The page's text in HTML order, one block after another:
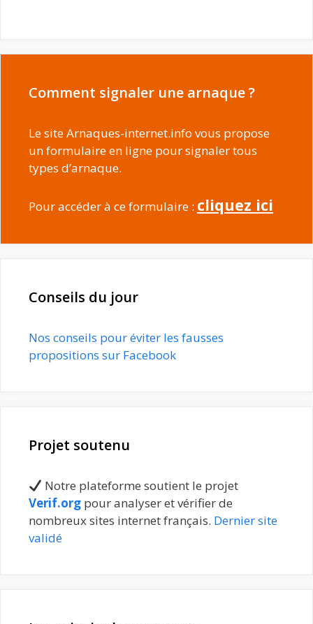
Comment signaler une arnaque ?
Le site Arnaques-internet.info vous propose
un formulaire en ligne pour signaler tous
types d’arnaque.
Pour accéder à ce formulaire : cliquez ici
Conseils du jour
Nos conseils pour éviter les fausses
propositions sur Facebook
Projet soutenu
Notre plateforme soutient le projet
Verif.org pour analyser et vérifier de
nombreux sites internet français. Dernier site
validé